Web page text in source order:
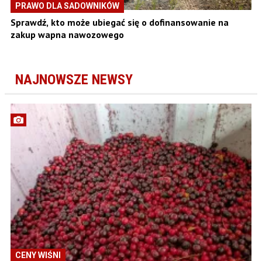
PRAWO DLA SADOWNIKÓW
Sprawdź, kto może ubiegać się o dofinansowanie na
zakup wapna nawozowego
NAJNOWSZE NEWSY
CENY WIŚNI